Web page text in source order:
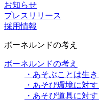
お知らせ
プレスリリース
採用情報
ボーネルンドの考え
ボーネルンドの考え
・あそぶことは生
・あそび環境に対
・あそび道具に対